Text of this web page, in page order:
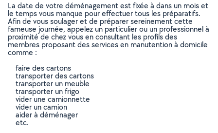
La date de votre déménagement est fixée à dans un mois et
le temps vous manque pour effectuer tous les préparatifs.
Afin de vous soulager et de préparer sereinement cette
fameuse journée, appelez un particulier ou un professionnel à
proximité de chez vous en consultant les profils des
membres proposant des services en manutention à domicile
comme :
faire des cartons
transporter des cartons
transporter un meuble
transporter un frigo
vider une camionnette
vider un camion
aider à déménager
etc.